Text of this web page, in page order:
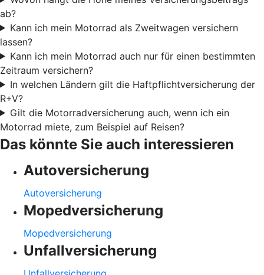
ab?
Kann ich mein Motorrad als Zweitwagen versichern
lassen?
Kann ich mein Motorrad auch nur für einen bestimmten
Zeitraum versichern?
In welchen Ländern gilt die Haftpflichtversicherung der
R+V?
Gilt die Motorradversicherung auch, wenn ich ein
Motorrad miete, zum Beispiel auf Reisen?
Das könnte Sie auch interessieren
Autoversicherung
Autoversicherung
Mopedversicherung
Mopedversicherung
Unfallversicherung